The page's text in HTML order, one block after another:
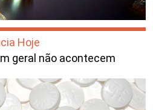
Hoje
geral não acontecem